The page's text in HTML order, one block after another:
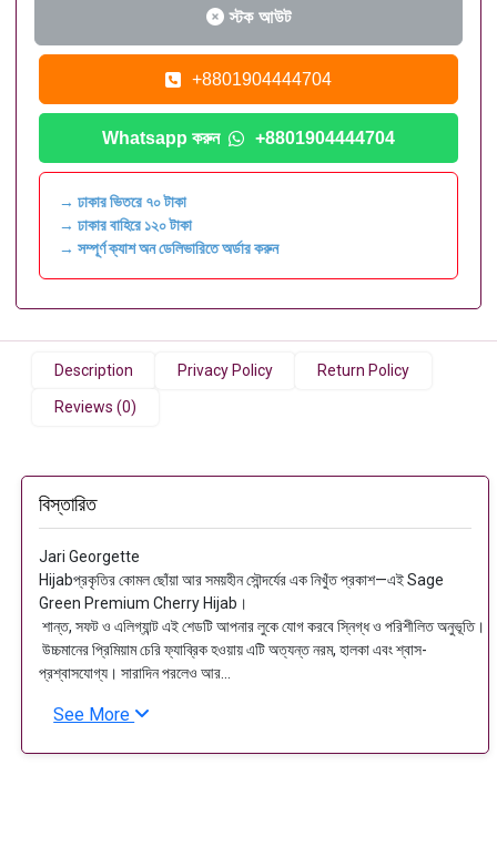
স্টক আউট
+8801904444704
Whatsapp করুন +8801904444704
→ ঢাকার ভিতরে ৭০ টাকা
→ ঢাকার বাহিরে ১২০ টাকা
→ সম্পূর্ণ ক্যাশ অন ডেলিভারিতে অর্ডার করুন
Description Privacy Policy Return Policy
Reviews (0)
বিস্তারিত
Jari Georgette
Hijabপ্রকৃতির কোমল ছোঁয়া আর সময়হীন সৌন্দর্যের এক নিখুঁত প্রকাশ—এই Sage
Green Premium Cherry Hijab।
শান্ত, সফট ও এলিগ্যান্ট এই শেডটি আপনার লুকে যোগ করবে স্নিগ্ধ ও পরিশীলিত অনুভূতি।
উচ্চমানের প্রিমিয়াম চেরি ফ্যাব্রিক হওয়ায় এটি অত্যন্ত নরম, হালকা এবং শ্বাস-
প্রশ্বাসযোগ্য। সারাদিন পরলেও আর...
See More